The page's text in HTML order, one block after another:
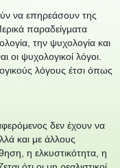
να επηρεάσουν της
παραδείγματα
την ψυχολογία και
οι ψυχολογικοί λόγοι.
λόγους έτσι όπως
δεν έχουν να
και με άλλους
η ελκυστικότητα, η